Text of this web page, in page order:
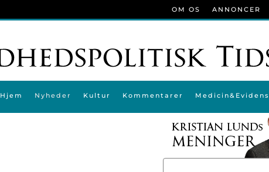
Hjem Nyheder Kultur Kommentarer Medicin&Evidens
OM OS ANNONCER